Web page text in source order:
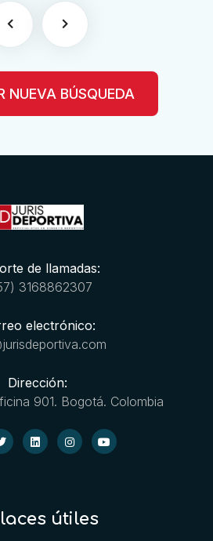
NUEVA BÚSQUEDA
de llamadas:
3168862307
electrónico:
Dirección:
901. Bogotá. Colombia
útiles